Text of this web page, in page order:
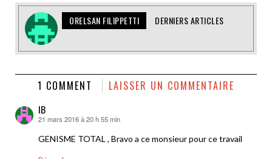
ORELSAN FILIPPETTI DERNIERS ARTICLES
1 COMMENT LAISSER UN COMMENTAIRE
IB
dit :
21 mars 2016 à 20 h 55 min
GENISME TOTAL , Bravo a ce monsieur pour ce travail